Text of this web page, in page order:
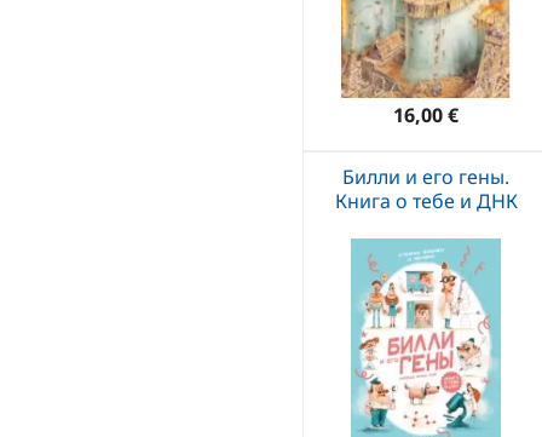
16,00 €
Билли и его гены.
Книга о тебе и ДНК